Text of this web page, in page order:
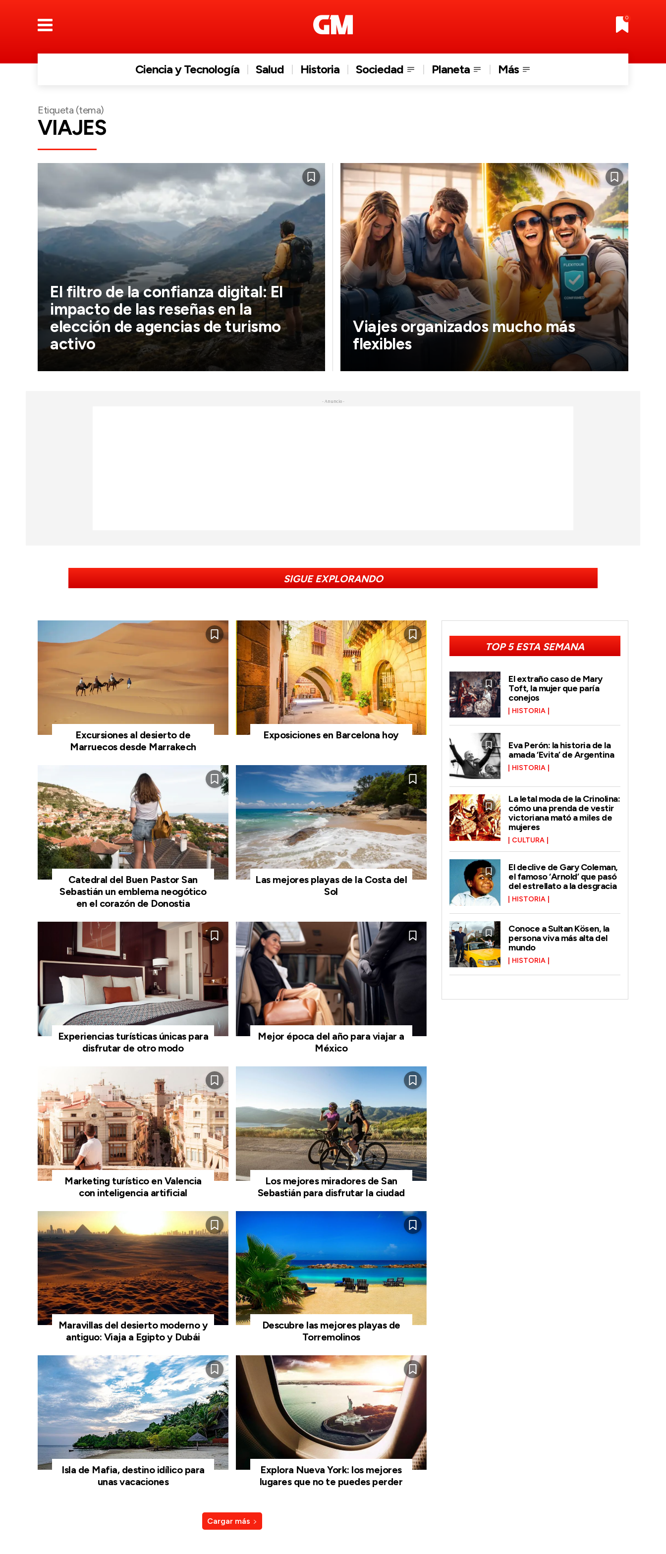
0
Ciencia y Tecnología Salud Historia Sociedad Planeta Más
Etiqueta (tema)
VIAJES
El filtro de la confianza digital: El
impacto de las reseñas en la
elección de agencias de turismo
activo
Viajes organizados mucho más
flexibles
- Anuncio -
SIGUE EXPLORANDO
Excursiones al desierto de
Marruecos desde Marrakech
Exposiciones en Barcelona hoy
Catedral del Buen Pastor San
Sebastián un emblema neogótico
en el corazón de Donostia
Las mejores playas de la Costa del
Sol
Experiencias turísticas únicas para
disfrutar de otro modo
Mejor época del año para viajar a
México
Marketing turístico en Valencia
con inteligencia artificial
Los mejores miradores de San
Sebastián para disfrutar la ciudad
Maravillas del desierto moderno y
antiguo: Viaja a Egipto y Dubái
Descubre las mejores playas de
Torremolinos
Isla de Mafia, destino idílico para
unas vacaciones
Explora Nueva York: los mejores
lugares que no te puedes perder
Cargar más
TOP 5 ESTA SEMANA
El extraño caso de Mary
Toft, la mujer que paría
conejos
HISTORIA
Eva Perón: la historia de la
amada ‘Evita’ de Argentina
HISTORIA
La letal moda de la Crinolina:
cómo una prenda de vestir
victoriana mató a miles de
mujeres
CULTURA
El declive de Gary Coleman,
el famoso ‘Arnold’ que pasó
del estrellato a la desgracia
HISTORIA
Conoce a Sultan Kösen, la
persona viva más alta del
mundo
HISTORIA